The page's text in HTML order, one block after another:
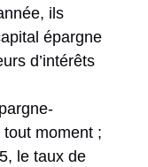
ils
épargne
d’intérêts
tout moment ;
le taux de